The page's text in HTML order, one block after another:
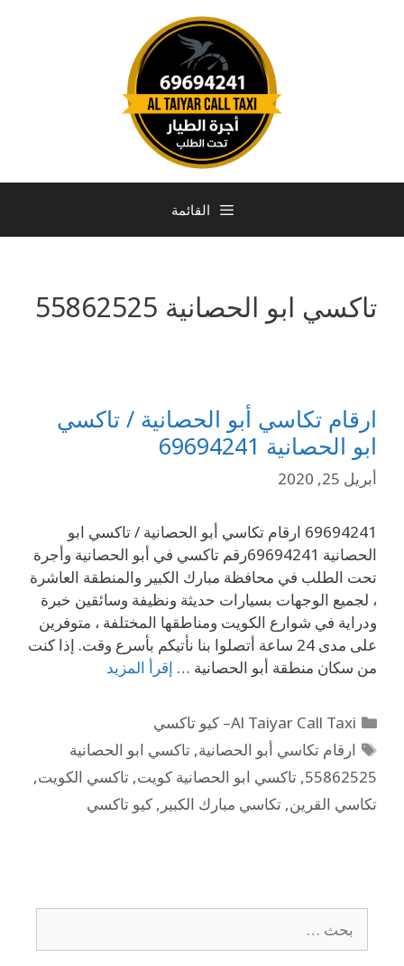
القائمة
تاكسي ابو الحصانية 55862525
ارقام تكاسي أبو الحصانية / تاكسي
ابو الحصانية 69694241
أبريل 25, 2020
69694241 ارقام تكاسي أبو الحصانية / تاكسي ابو
الحصانية 69694241رقم تاكسي في أبو الحصانية وأجرة
تحت الطلب في محافظة مبارك الكبير والمنطقة العاشرة
، لجميع الوجهات بسيارات حديثة ونظيفة وسائقين خبرة
ودراية في شوارع الكويت ومناطقها المختلفة ، متوفرين
على مدى 24 ساعة أتصلوا بنا نأتيكم بأسرع وقت. إذا كنت
من سكان منطقة أبو الحصانية … إقرأ المزيد
Al Taiyar Call Taxi– كيو تاكسي
ارقام تكاسي أبو الحصانية,تاكسي ابو الحصانية
55862525
, تاكسي ابو الحصانية كويت, تاكسي الكويت,
تكاسي القرين, تكاسي مبارك الكبير , كيو تاكسي